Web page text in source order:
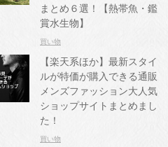
まとめ６選！【熱帯魚・鑑
賞水生物】
買い物
【楽天系ほか】最新スタイ
ルが特価が購入できる通販
メンズファッション大人気
ショップサイトまとめまし
た！
買い物